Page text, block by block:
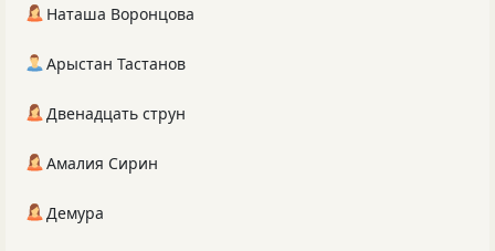
Наташа Воронцова
Арыстан Тастанов
Двенадцать струн
Амалия Сирин
Демура